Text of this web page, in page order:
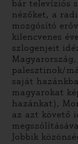
bár televíziós
nézőket, a
mozgósító
kilencvenes
szlogenjeit
palesztinok/
saját
magyarokat
hazánkat),
az azt követő
Jobbik